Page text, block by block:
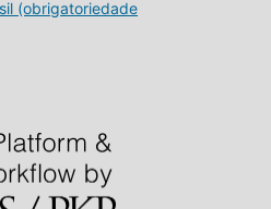
(obrigatoriedade